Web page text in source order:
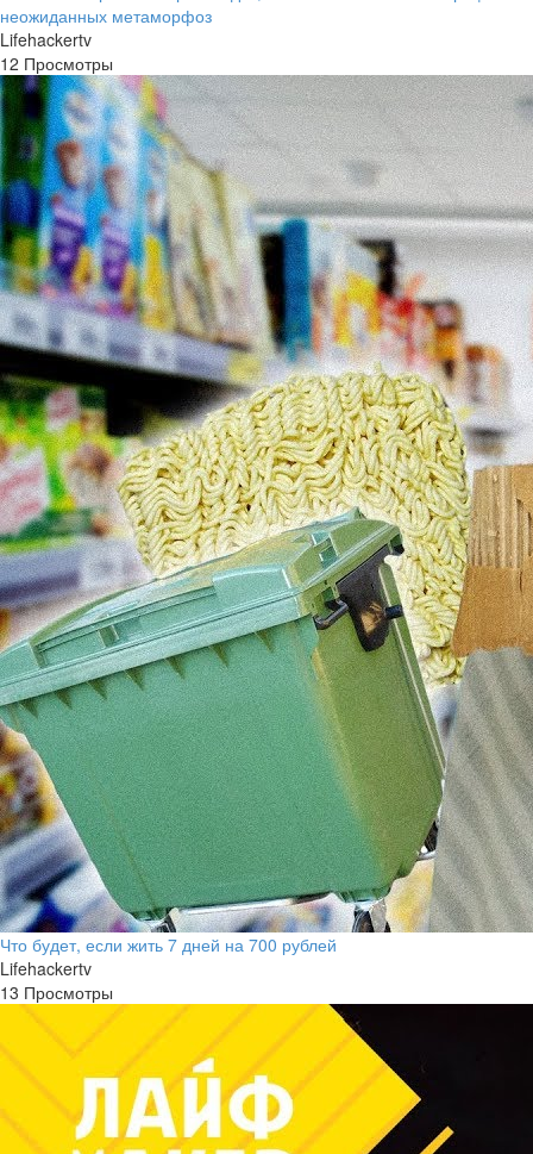
неожиданных метаморфоз
Lifehackertv
12 Просмотры
Что будет, если жить 7 дней на 700 рублей
Lifehackertv
13 Просмотры